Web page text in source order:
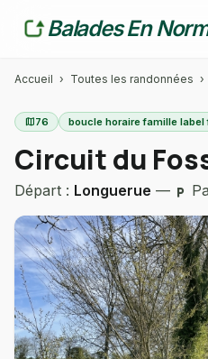
Balades En
Accueil › Toutes les randonnées ›
map76 boucle horaire famille label
Circuit du
Départ : Longuerue — local_parking